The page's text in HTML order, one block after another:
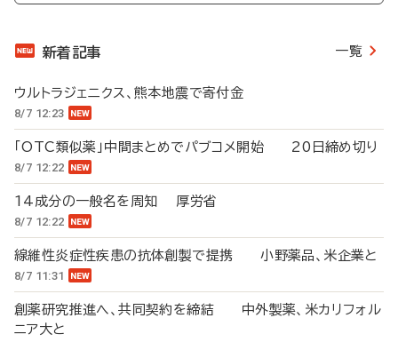
新着記事 一覧
ウルトラジェニクス、熊本地震で寄付金
8/7 12:23
「OTC類似薬」中間まとめでパブコメ開始 20日締め切り
8/7 12:22
14成分の一般名を周知 厚労省
8/7 12:22
線維性炎症性疾患の抗体創製で提携 小野薬品、米企業と
8/7 11:31
創薬研究推進へ、共同契約を締結 中外製薬、米カリフォル
ニア大と